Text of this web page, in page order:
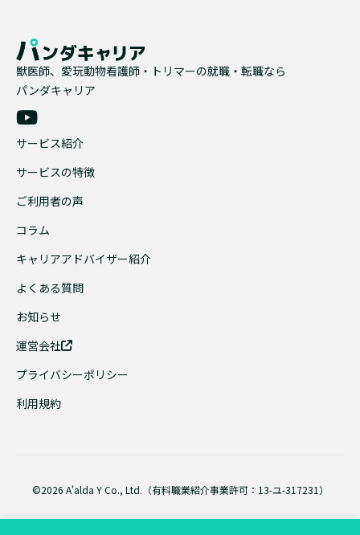
獣医師、愛玩動物看護師・トリマーの就職・転職なら
パンダキャリア
サービス紹介
サービスの特徴
ご利用者の声
コラム
キャリアアドバイザー紹介
よくある質問
お知らせ
運営会社
プライバシーポリシー
利用規約
©2026 A'alda Y Co., Ltd.（有料職業紹介事業許可：13-ユ-317231）